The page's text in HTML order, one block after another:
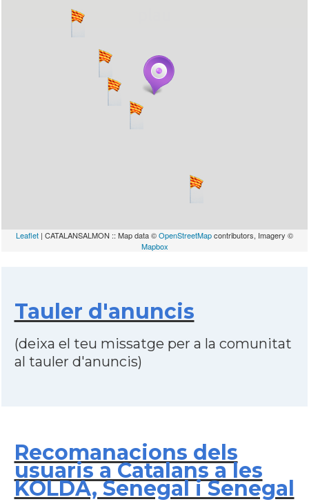
Leaflet | CATALANSALMON :: Map data ©OpenStreetMapcontributors, Imagery ©
Mapbox
Tauler d'anuncis
(deixa el teu missatge per a la comunitat
al tauler d'anuncis)
Recomanacions dels
usuaris a Catalans a les
KOLDA, Senegal i Senegal